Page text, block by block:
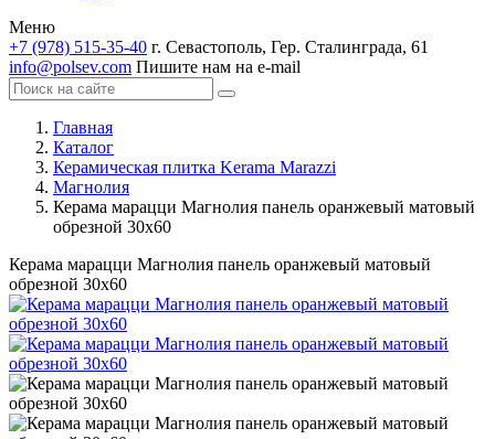
Меню
+7 (978) 515-35-40 г. Севастополь, Гер. Сталинграда, 61
info@polsev.com Пишите нам на e-mail
Главная
Каталог
Керамическая плитка Kerama Marazzi
Магнолия
Керама марацци Магнолия панель оранжевый матовый
обрезной 30х60
Керама марацци Магнолия панель оранжевый матовый
обрезной 30х60